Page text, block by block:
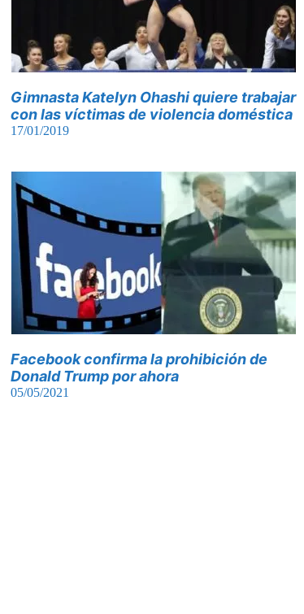
Gimnasta Katelyn Ohashi quiere trabajar
con las víctimas de violencia doméstica
17/01/2019
Facebook confirma la prohibición de
Donald Trump por ahora
05/05/2021